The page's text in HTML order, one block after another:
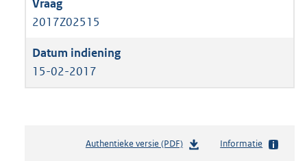
2017Z02515
15-02-2017
Authentieke versie (PDF)b
Informatie